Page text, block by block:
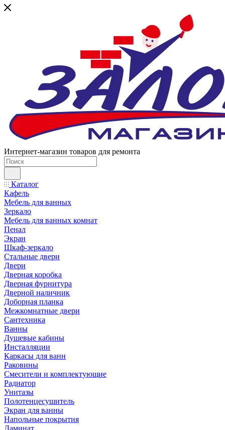
Интернет-магазин товаров для ремонта
Каталог
Кафель
Мебель для ванных
Зеркало
Мебель для ванных комнат
Пенал
Экран
Шкаф-зеркало
Стальные двери
Двери
Дверная коробка
Дверная фурнитура
Дверной наличник
Доборная планка
Межкомнатные двери
Сантехника
Ванны
Душевые кабины
Инсталляции
Каркасы для ванн
Раковины
Смесители и комплектующие
Радиатор
Унитазы
Полотенцесушитель
Экран для ванны
Напольные покрытия
Ламинат